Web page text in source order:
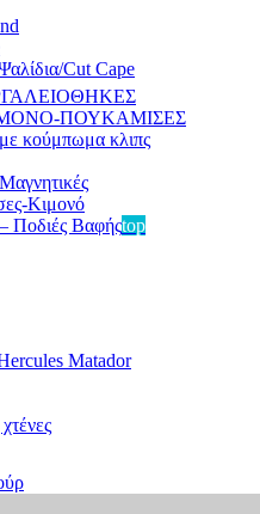
Cut Cape
ΠΟΥΚΑΜΙΣΕΣ
κούμπωμα κλιπς
Κιμονό
Ποδιές Βαφήςtop
Matador